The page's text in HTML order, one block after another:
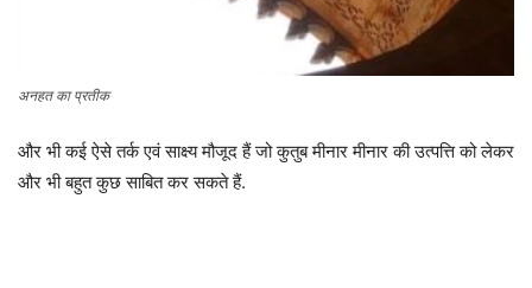
अनहत का प्रतीक
और भी कई ऐसे तर्क एवं साक्ष्य मौजूद हैं जो कुतुब मीनार मीनार की उत्पत्ति को लेकर
और भी बहुत कुछ साबित कर सकते हैं.